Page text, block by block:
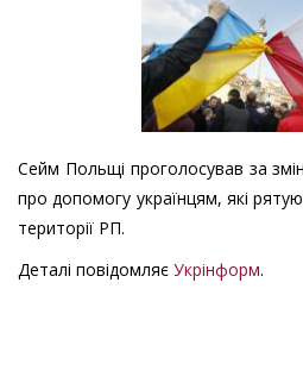
Сейм Польщі проголосував за
про допомогу українцям, які
території РП.
Деталі повідомляє Укрінформ.